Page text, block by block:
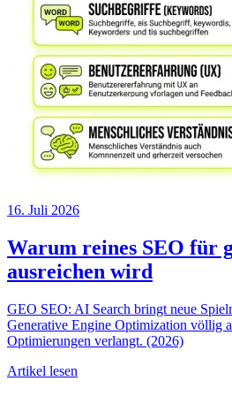
16. Juli 2026
Warum reines SEO für
ausreichen wird
GEO SEO: AI Search bringt neue
Generative Engine Optimization völlig
Optimierungen verlangt. (2026)
Artikel lesen